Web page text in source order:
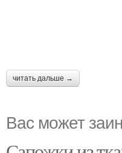
читать дальше →
Вас может